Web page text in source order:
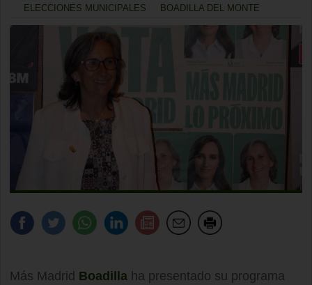
ELECCIONES MUNICIPALES
BOADILLA DEL MONTE
Más Madrid Boadilla ha presentado su programa